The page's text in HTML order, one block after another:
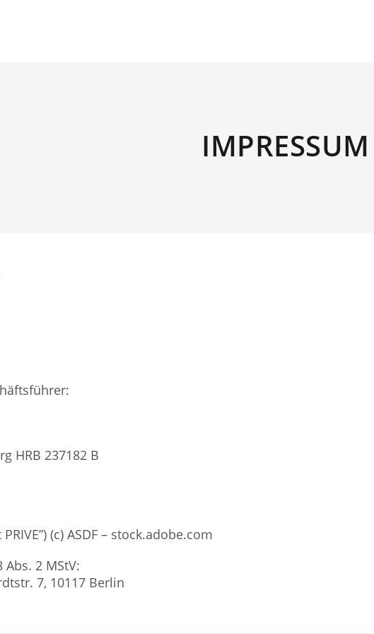
IMPRESSUM
HRB 237182 B
(c) ASDF – stock.adobe.com
2 MStV:
7, 10117 Berlin